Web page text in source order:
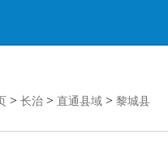
> 长治 > 直通县域 > 黎城县